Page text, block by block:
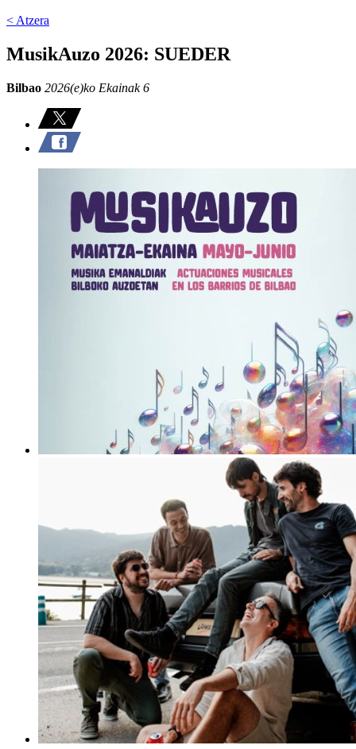
< Atzera
MusikAuzo 2026: SUEDER
Bilbao 2026(e)ko Ekainak 6